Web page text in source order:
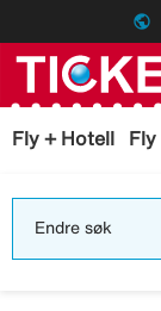
public
Fly + Hotell Fly
Endre søk